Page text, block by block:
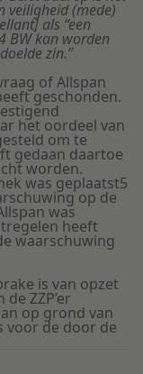
veiligheid (mede)
als “een
BW kan worden
zin.”
of Allspan
geschonden.
het oordeel van
om te
gedaan daartoe
worden.
was geplaatst5
op de
was
heeft
waarschuwing
is van opzet
ZZP’er
op grond van
voor de door de